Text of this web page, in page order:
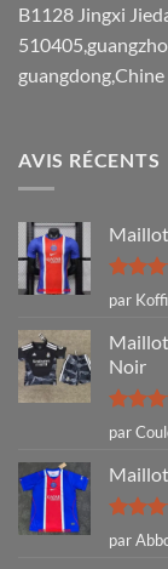
B1128 Jingxi
guangdong,Chine
AVIS RÉCENTS
Note5
5
par Koffi
Noir
Note5
5
par
Note5
5
par